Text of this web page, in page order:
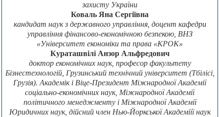
захисту України
Коваль Яна Сергіївна
кандидат наук з державного управління, доцент кафедри
управління фінансово-економічною безпекою, ВНЗ
«Університет економіки та права «КРОК»
Кураташвілі Анзор Альфредович
доктор економічних наук, професор факультету
Бізнестехнологій, Грузинський технічний університет (Тбілісі,
Грузія). Академік і Віце-Президент Міжнародної Академії
соціально-економічних наук, Міжнародної Академії
політичного менеджменту і Міжнародної Академії
Юридичних наук, дійсний член Нью-Йоркської Академіїї наук